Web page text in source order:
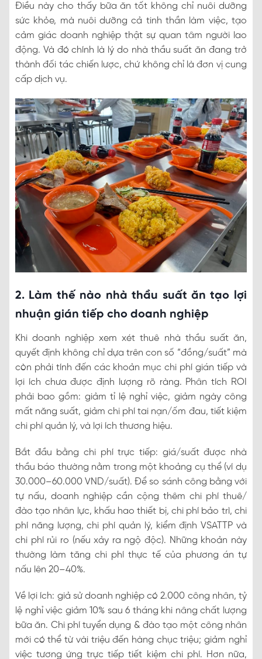
Điều này cho thấy bữa ăn tốt không chỉ nuôi dưỡng
sức khỏe, mà nuôi dưỡng cả tinh thần làm việc, tạo
cảm giác doanh nghiệp thật sự quan tâm người lao
động. Và đó chính là lý do nhà thầu suất ăn đang trở
thành đối tác chiến lược, chứ không chỉ là đơn vị cung
cấp dịch vụ.
2. Làm thế nào nhà thầu suất ăn tạo lợi
nhuận gián tiếp cho doanh nghiệp
Khi doanh nghiệp xem xét thuê nhà thầu suất ăn,
quyết định không chỉ dựa trên con số “đồng/suất” mà
còn phải tính đến các khoản mục chi phí gián tiếp và
lợi ích chưa được định lượng rõ ràng. Phân tích ROI
phải bao gồm: giảm tỉ lệ nghỉ việc, giảm ngày công
mất năng suất, giảm chi phí tai nạn/ốm đau, tiết kiệm
chi phí quản lý, và lợi ích thương hiệu.
Bắt đầu bằng chi phí trực tiếp: giá/suất được nhà
thầu báo thường nằm trong một khoảng cụ thể (ví dụ
30.000–60.000 VND/suất). Để so sánh công bằng với
tự nấu, doanh nghiệp cần cộng thêm chi phí thuê/
đào tạo nhân lực, khấu hao thiết bị, chi phí bảo trì, chi
phí năng lượng, chi phí quản lý, kiểm định VSATTP và
chi phí rủi ro (nếu xảy ra ngộ độc). Những khoản này
thường làm tăng chi phí thực tế của phương án tự
nấu lên 20–40%.
Về lợi ích: giả sử doanh nghiệp có 2.000 công nhân, tỷ
lệ nghỉ việc giảm 10% sau 6 tháng khi nâng chất lượng
bữa ăn. Chi phí tuyển dụng & đào tạo một công nhân
mới có thể từ vài triệu đến hàng chục triệu; giảm nghỉ
việc tương ứng trực tiếp tiết kiệm chi phí. Hơn nữa,